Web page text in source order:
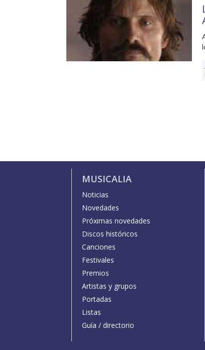
MUSICALIA
Noticias
Novedades
Próximas novedades
Discos históricos
Canciones
Festivales
Premios
Artistas y grupos
Portadas
Listas
Guía / directorio